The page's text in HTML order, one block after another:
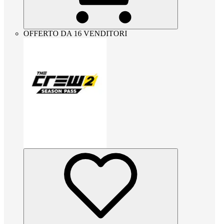
OFFERTO DA 16 VENDITORI